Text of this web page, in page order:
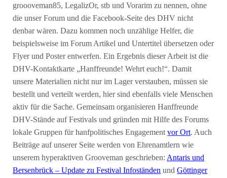
groooveman85, LegalizOr, stb und Vorarim zu nennen, ohne
die unser Forum und die Facebook-Seite des DHV nicht
denbar wären. Dazu kommen noch unzählige Helfer, die
beispielsweise im Forum Artikel und Untertitel übersetzen oder
Flyer und Poster entwerfen. Ein Ergebnis dieser Arbeit ist die
DHV-Kontaktkarte „Hanffreunde! Wehrt euch!“. Damit
unsere Materialien nicht nur im Lager verstauben, müssen sie
bestellt und verteilt werden, hier sind ebenfalls viele Menschen
aktiv für die Sache. Gemeinsam organisieren Hanffreunde
DHV-Stände auf Festivals und gründen mit Hilfe des Forums
lokale Gruppen für hanfpolitisches Engagementvor Ort. Auch
Beiträge auf unserer Seite werden von Ehrenamtlern wie
unserem hyperaktiven Grooveman geschrieben:Antaris und
Bersenbrück – Update zu Festival Infoständen undGöttinger